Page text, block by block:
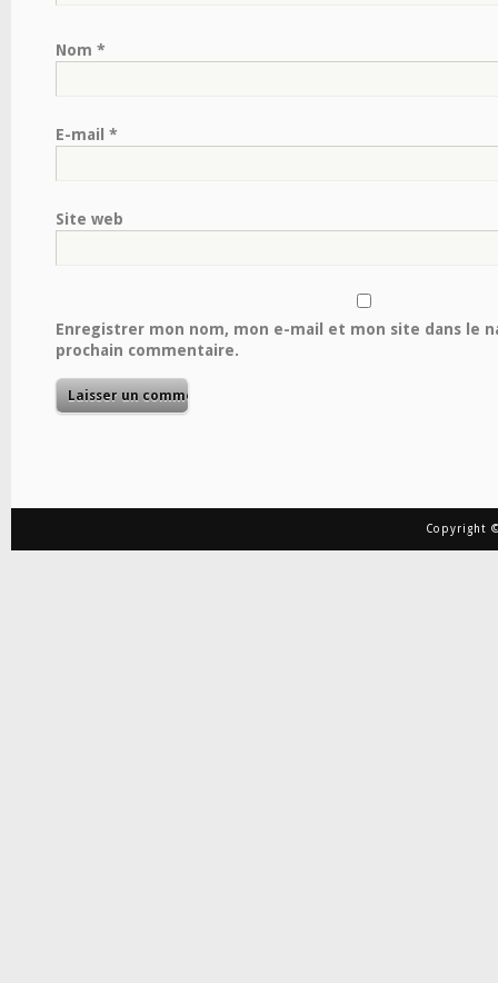
Nom *
E-mail *
Site web
Enregistrer mon nom, mon e-mail et mon site dans le
prochain commentaire.
Copyright